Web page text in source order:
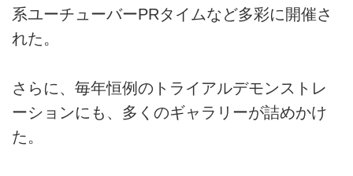
系ユーチューバーPRタイムなど多彩に開催さ
れた。
さらに、毎年恒例のトライアルデモンストレ
ーションにも、多くのギャラリーが詰めかけ
た。